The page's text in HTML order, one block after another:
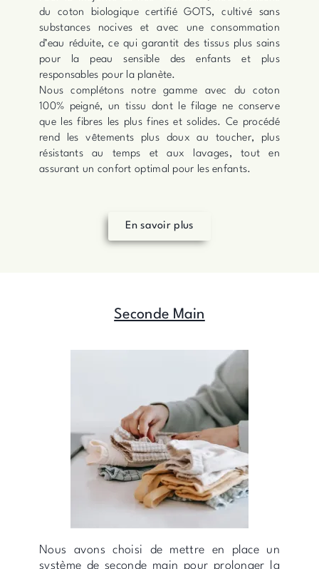
du coton biologique certifié GOTS, cultivé sans
substances nocives et avec une consommation
d’eau réduite, ce qui garantit des tissus plus sains
pour la peau sensible des enfants et plus
responsables pour la planète.
Nous complétons notre gamme avec du coton
100% peigné, un tissu dont le filage ne conserve
que les fibres les plus fines et solides. Ce procédé
rend les vêtements plus doux au toucher, plus
résistants au temps et aux lavages, tout en
assurant un confort optimal pour les enfants.
En savoir plus
Seconde Main
Nous avons choisi de mettre en place un
système de seconde main pour prolonger la